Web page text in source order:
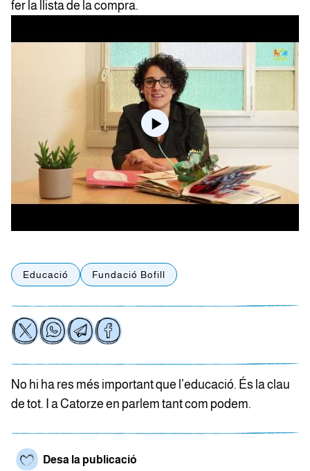
fer la llista de la compra.
Educació Fundació Bofill
No hi ha res més important que l’educació. És la clau
de tot. I a Catorze en parlem tant com podem.
Desa la publicació